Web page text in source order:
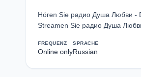
Hören Sie радио Душа Любви -
Streamen Sie радио Душа
FREQUENZ
Online only
SPRACHE
Russian